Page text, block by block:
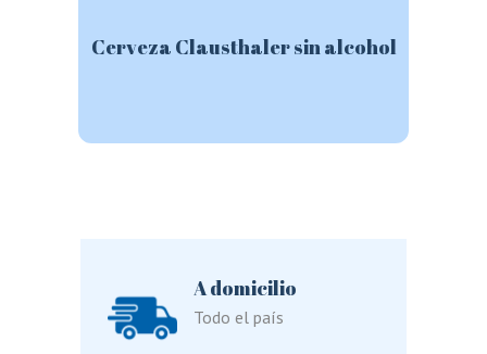
Cerveza Clausthaler sin alcohol
página
de
producto
A domicilio
Todo el país